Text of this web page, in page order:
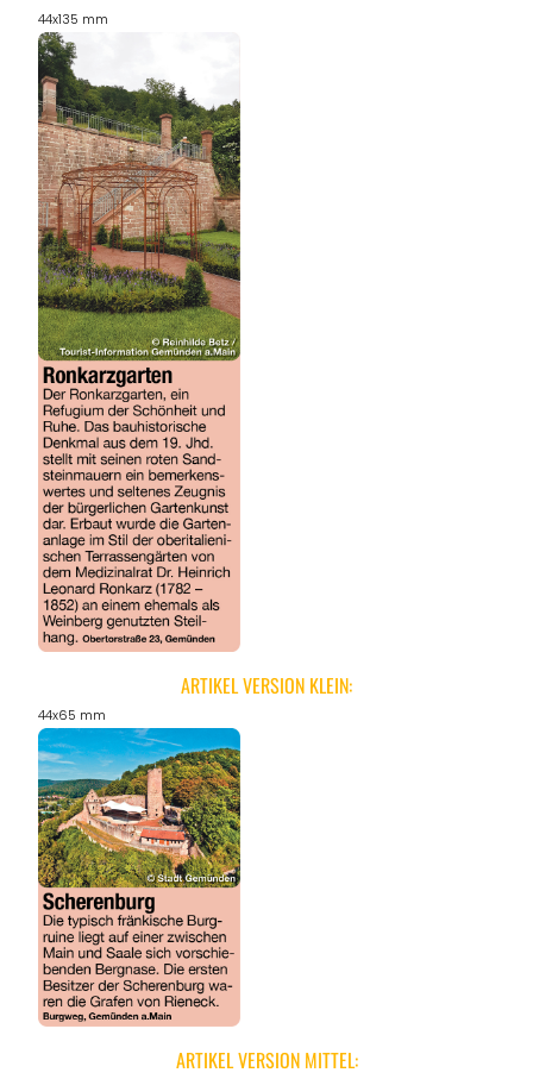
44x135 mm
ARTIKEL VERSION KLEIN:
44x65 mm
ARTIKEL VERSION MITTEL: